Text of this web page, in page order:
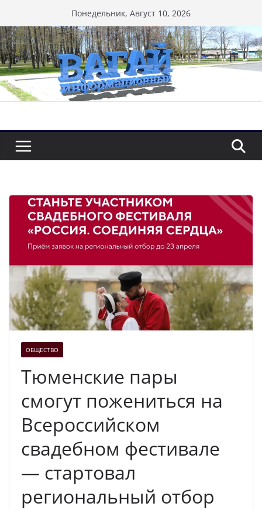
к
содержимому
Понедельник, Август 10, 2026
ОБЩЕСТВО
Тюменские пары
смогут пожениться на
Всероссийском
свадебном фестивале
— стартовал
региональный отбор